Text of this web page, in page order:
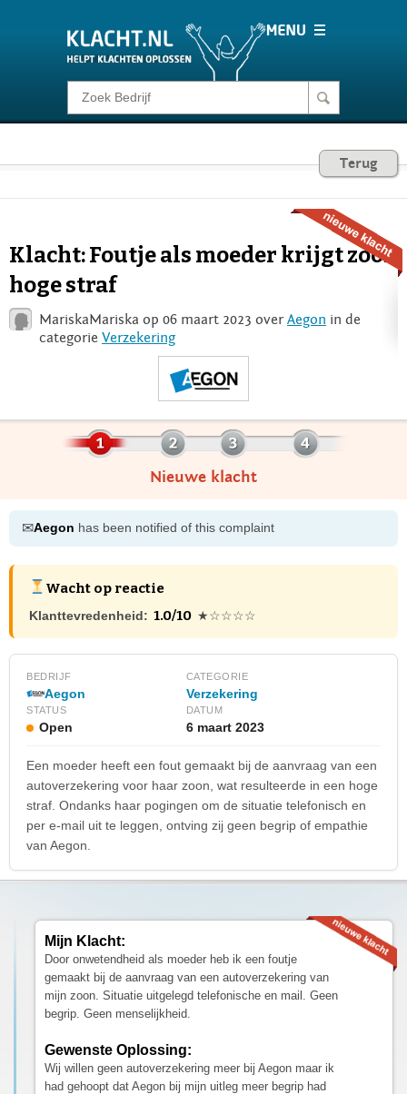
Klacht melden
Consumentenrecht
Voor Bedrijven
Login
Terug
Klacht: Foutje als moeder krijgt zoon
hoge straf
MariskaMariska op 06 maart 2023 overAegon in de
categorie Verzekering
Nieuwe klacht
✉Aegon has been notified of this complaint
Wacht op reactie
Klanttevredenheid: 1.0/10 ★☆☆☆☆
BEDRIJF
Aegon
CATEGORIE
Verzekering
STATUS
Open
DATUM
6 maart 2023
Een moeder heeft een fout gemaakt bij de aanvraag van een
autoverzekering voor haar zoon, wat resulteerde in een hoge
straf. Ondanks haar pogingen om de situatie telefonisch en
per e-mail uit te leggen, ontving zij geen begrip of empathie
van Aegon.
Mijn Klacht:
Door onwetendheid als moeder heb ik een foutje
gemaakt bij de aanvraag van een autoverzekering van
mijn zoon. Situatie uitgelegd telefonische en mail. Geen
begrip. Geen menselijkheid.
Gewenste Oplossing:
Wij willen geen autoverzekering meer bij Aegon maar ik
had gehoopt dat Aegon bij mijn uitleg meer begrip had